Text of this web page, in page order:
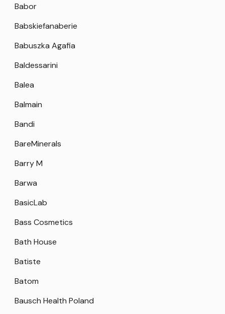
Babor
Babskiefanaberie
Babuszka Agafia
Baldessarini
Balea
Balmain
Bandi
BareMinerals
Barry M
Barwa
BasicLab
Bass Cosmetics
Bath House
Batiste
Batom
Bausch Health Poland